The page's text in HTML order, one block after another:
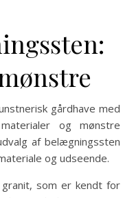
gårdhave med
og mønstre
af belægningssten
og udseende.
som er kendt for